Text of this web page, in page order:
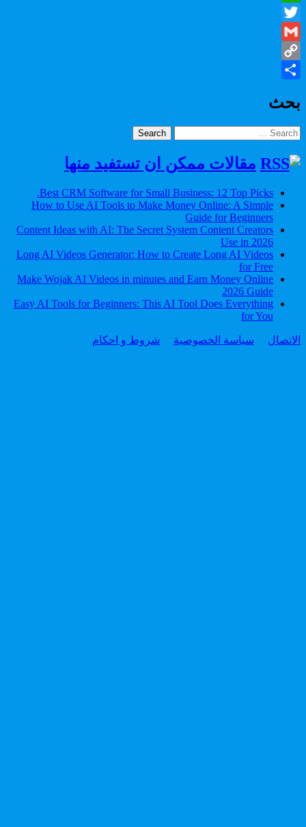
WhatsApp
Twitter
Gmail
Copy
بحث
Search
for:
مقالات ممكن ان تستفيد منها
Best CRM Software for Small Business: 12 Top Picks.
How to Use AI Tools to Make Money Online: A Simple
Guide for Beginners
Content Ideas with AI: The Secret System Content Creators
Use in 2026
Long AI Videos Generator: How to Create Long AI Videos
for Free
Make Wojak AI Videos in minutes and Earn Money Online
2026 Guide
Easy AI Tools for Beginners: This AI Tool Does Everything
for You
الاتصال سياسة الخصوصية شروط و احكام